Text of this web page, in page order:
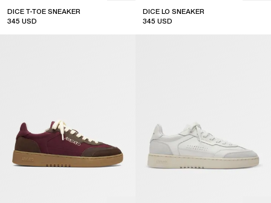
DICE T-TOE SNEAKER
345 USD
DICE LO SNEAKER
345 USD